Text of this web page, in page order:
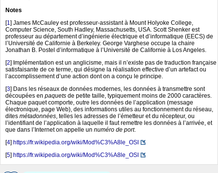
Notes
[1 ] James McCauley est professeur-assistant à Mount Holyoke College,
Computer Science, South Hadley, Massachusetts, USA. Scott Shenker est
professeur au département d’ingénierie électrique et d’informatique (EECS) de
l’Université de Californie à Berkeley. George Varghese occupe la chaire
Jonathan B. Postel d’informatique à l’Université de Californie à Los Angeles.
[2] Implémentation est un anglicisme, mais il n’existe pas de traduction française
satisfaisante de ce terme, qui désigne la réalisation effective d’un artefact ou
l’accomplissement d’une action dont on a conçu le principe.
[3] Dans les réseaux de données modernes, les données à transmettre sont
découpées en paquets de petite taille, typiquement moins de 2000 caractères.
Chaque paquet comporte, outre les données de l’application (message
électronique, page Web), des informations utiles au fonctionnement du réseau,
dites métadonnées , telles les adresses de l’émetteur et du récepteur, ou
l’identifiant de l’application à laquelle il faut remettre les données à l’arrivée, et
que dans l’Internet on appelle un numéro de port.
[4] https://fr.wikipedia.org/wiki/Mod%C3%A8le_OSI
[5] https://fr.wikipedia.org/wiki/Mod%C3%A8le_OSI